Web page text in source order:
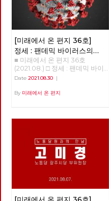
졸업장을 받은 고등학교 담벼락
옆 분식집에 이르렀다. 하굣길에
드나들던 시절 모습 그대로 남아
있는 분식집 간판에 큰절이라도
하고 싶은 마음에 불쑥 들어가
라면 한 그릇 주문했더니, 곱빼
기 분량 정도의 라면이 식탁 위
에 떡 놓였다. “어이구, 양이 엄
청 많네요?” “이 정도는 먹어야
뭐라도 하지!” 2011년이었다. 당
시 진보신당의 진로를 결정한 당
대회에 참석한 한 대의원은 혼자
여러 생각에 잠겨야 했다. 사회
의 근본적 변혁을 바라며 당에
들어와 당 대의원으로 참석한 그
날 이후, 그의 삶은 서서히 바뀌
정에 자신도 책임지자고 다짐했
기 때문이다. 뭐라도 해야지 하
고 마음먹은 것이다. 노동당과
[미래에서 온 편지 36호]
정세 : 팬데믹 바이러스의
‘기원’이 보여주고 있는 것들
■ 미래에서 온 편지 36호
(2021.08.) □ 정세 : 팬데믹 바이
러스의 ‘기원’이 보여주고 있는
회 의장 2020년 시작과 함께
바뀔 것 같지 않았던 것들을 바
또한, 리오데자네이로에서의 나
비의 날갯짓이 만든 미국의 허리
케인과도 같은 의외의 변화를 일
으키기도 했다. 아직도 미래에
수는 없지만, 분명 지난 일년 반
정도의 시간 동안 바이러스 자체
에 대한 지식은 늘어났으며, 완
Date 2021.08.30 |
By 미래에서 온 편지